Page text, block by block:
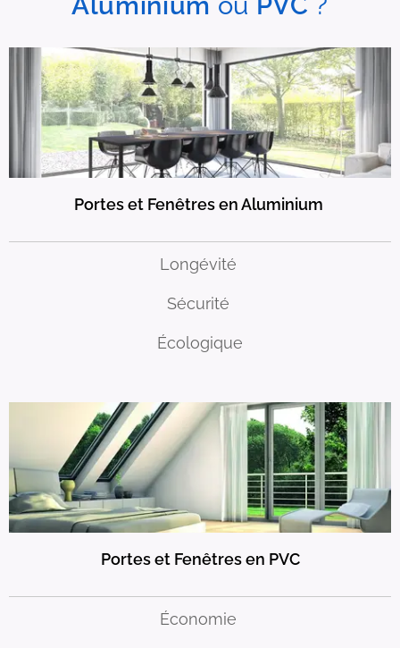
Portes et Fenêtres en Aluminium
Longévité
Sécurité
Écologique
Portes et Fenêtres en PVC
Économie